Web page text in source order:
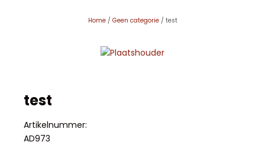
Home/ Geen categorie/ test
test
Artikelnummer:
AD973